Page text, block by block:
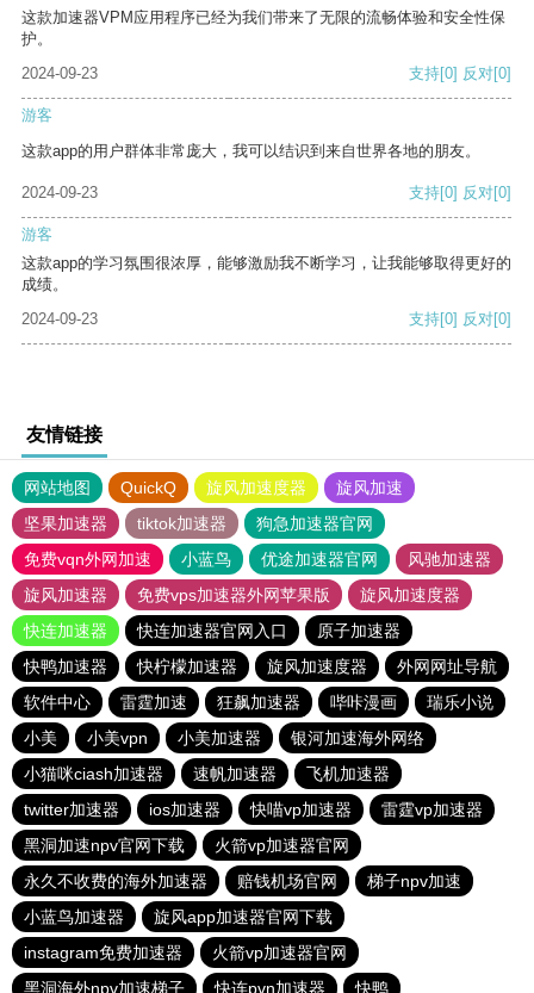
这款加速器VPM应用程序已经为我们带来了无限的流畅体验和安全性保
护。
2024-09-23
支持[0] 反对[0]
游客
这款app的用户群体非常庞大，我可以结识到来自世界各地的朋友。
2024-09-23 支持[0] 反对[0]
游客
这款app的学习氛围很浓厚，能够激励我不断学习，让我能够取得更好的
成绩。
2024-09-23
支持[0] 反对[0]
友情链接
网站地图 QuickQ 旋风加速度器
旋风加速
坚果加速器
tiktok加速器
狗急加速器官网
免费vqn外网加速
小蓝鸟 优途加速器官网
风驰加速器
旋风加速器
免费vps加速器外网苹果版
旋风加速度器
快连加速器
快连加速器官网入口
原子加速器
快鸭加速器
快柠檬加速器 旋风加速度器
外网网址导航
软件中心
雷霆加速 狂飙加速器 哔咔漫画
瑞乐小说
小美
小美vpn 小美加速器
银河加速海外网络
小猫咪ciash加速器
速帆加速器
飞机加速器
twitter加速器
ios加速器 快喵vp加速器
雷霆vp加速器
黑洞加速npv官网下载
火箭vp加速器官网
永久不收费的海外加速器
赔钱机场官网
梯子npv加速
小蓝鸟加速器
旋风app加速器官网下载
instagram免费加速器
火箭vp加速器官网
黑洞海外npv加速梯子
快连pvn加速器 快鸭